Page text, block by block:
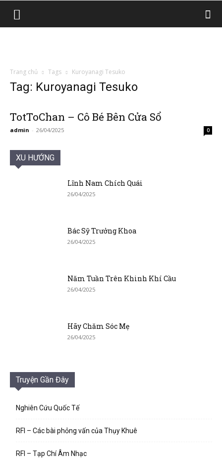
Trang chủ Tags Kuroyanagi Tesuko
Tag: Kuroyanagi Tesuko
TotToChan – Cô Bé Bên Cửa Sổ
admin - 26/04/2025 0
XU HƯỚNG
Lĩnh Nam Chích Quái
26/04/2025
Bác Sỹ Trưởng Khoa
26/04/2025
Năm Tuần Trên Khinh Khí Cầu
26/04/2025
Hãy Chăm Sóc Mẹ
26/04/2025
Truyện Gần Đây
Nghiên Cứu Quốc Tế
RFI – Các bài phỏng vấn của Thụy Khuê
RFI – Tạp Chí Âm Nhạc